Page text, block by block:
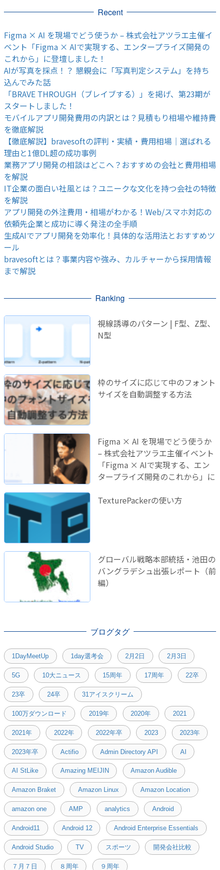
Recent
Figma × AI を現場でどう使うか – 株式会社アツラエ主催イ
ベント「Figma × AIで実現する、エンタープライズ開発の
これから」に登壇しました！
AIが写真を採点！？ 懇親会に「写真判定システム」を持ち
込んでみた話
「BRAVE THROUGH（ブレイブする）」を掲げ、第23期が
スタートしました！
モバイルアプリ開発費用の内訳とは？見積もり相場や維持費
を徹底解説
【徹底解説】bravesoftの評判・実績・費用相場｜選ばれる
理由と1億DL超の成功事例
業務アプリ開発の相談はどこへ？おすすめの会社と費用相場
を解説
IT企業の面白い社風とは？ユニークな文化を持つ会社の特徴
を解説
アプリ開発の外注費用・相場がわかる！Web/スマホ対応の
依頼先企業と成功に導く発注の全手順
生成AIでアプリ開発を効率化！具体的な活用法とおすすめツ
ール
bravesoftとは？事業内容や強み、カルチャーから採用情報
まで解説
Ranking
視線誘導のパターン | F型、Z型、
N型
枠のサイズに応じて中のフォント
サイズを自動調整する方法
Figma × AI を現場でどう使うか
– 株式会社アツラエ主催イベント
「Figma × AIで実現する、エン
タープライズ開発のこれから」に
TexturePackerの使い方
グローバル戦略本部統括・池田の
バングラデシュ出張レポート（前
編）
ブログタグ
1DayMeetUp 1day選考会 2月2日 2月3日
5G 10大ニュース 15周年 17周年 22卒
23卒 24卒 31アイスクリーム
100万ダウンロード 2019年 2020年 2021
2021年 2022年 2022年卒 2023 2023年
2023年卒 Actifio Admin Directory API AI
AI StLike Amazing MEIJIN Amazon Audible
Amazon Braket Amazon Linux Amazon Location
amazon one AMP analytics Android
Android11 Android 12 Android Enterprise Essentials
Android Studio TV スポーツ 開発会社比較
７月７日 ８周年 ９周年